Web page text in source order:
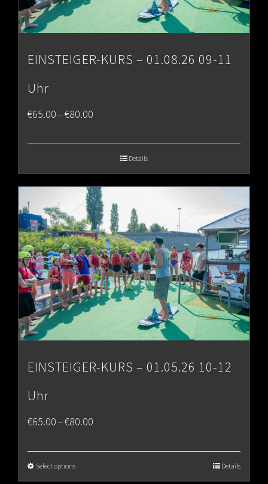
EINSTEIGER-KURS – 01.08.26 09-11
Uhr
€65.00–€80.00
€80.00
Details
EINSTEIGER-KURS – 01.05.26 10-12
Uhr
€65.00–€80.00
Select options Details